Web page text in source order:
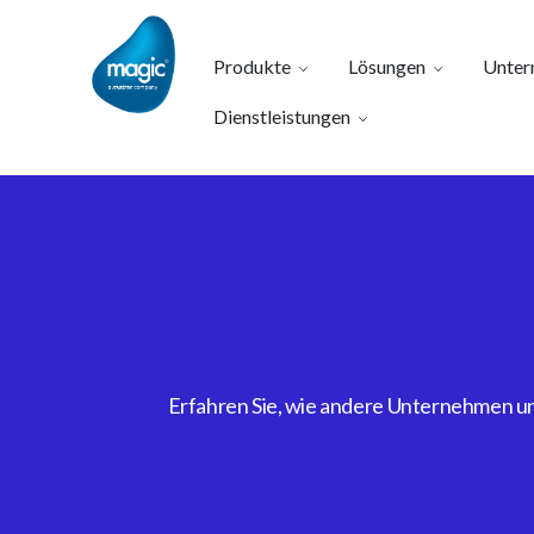
Produkte Lösungen
Dienstleistungen
Erfahren Sie, wie andere Unternehmen